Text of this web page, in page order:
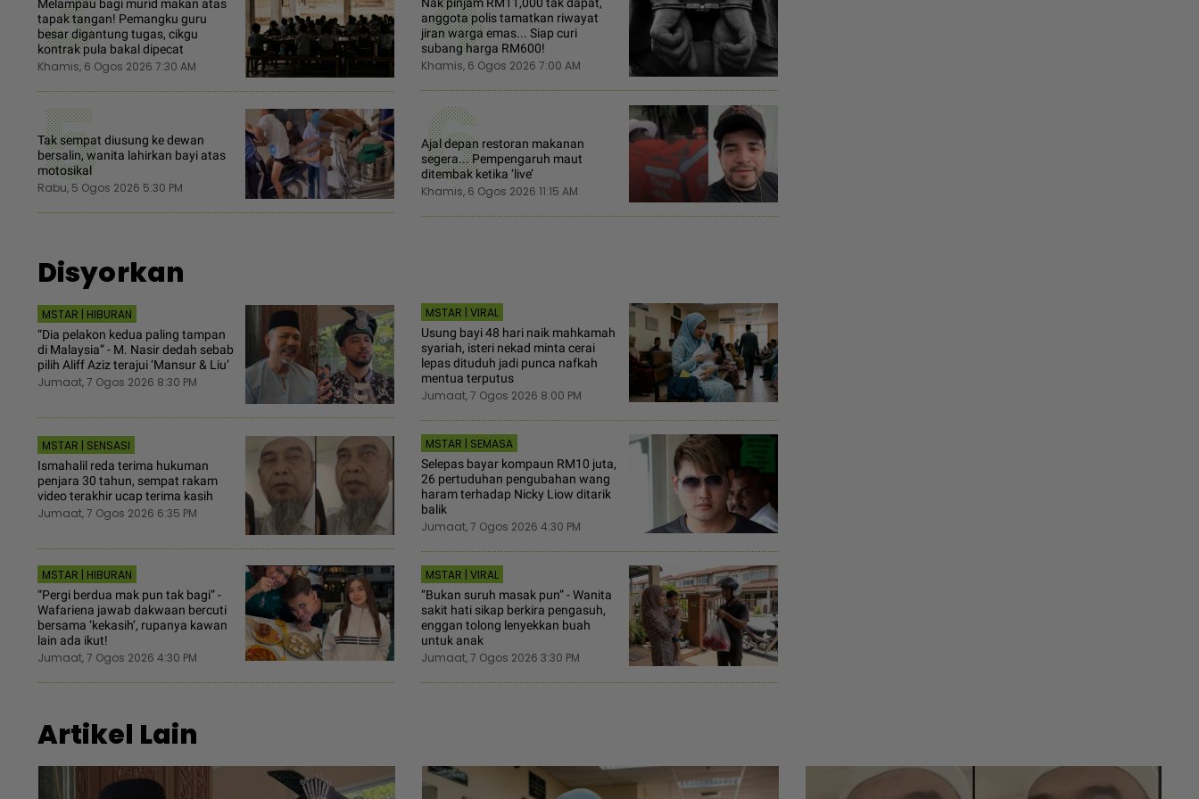
Melampau bagi murid makan atas
tapak tangan! Pemangku guru
besar digantung tugas, cikgu
kontrak pula bakal dipecat
Khamis, 6 Ogos 2026 7:30 AM
anggota polis tamatkan riwayat
jiran warga emas... Siap curi
subang harga RM600!
Khamis, 6 Ogos 2026 7:00 AM
5
Tak sempat diusung ke dewan
bersalin, wanita lahirkan bayi atas
motosikal
Rabu, 5 Ogos 2026 5:30 PM 6
Ajal depan restoran makanan
segera... Pempengaruh maut
ditembak ketika ‘live’
Khamis, 6 Ogos 2026 11:15 AM
Disyorkan
MSTAR | HIBURAN
“Dia pelakon kedua paling tampan
di Malaysia” - M. Nasir dedah sebab
pilih Aliff Aziz terajui ‘Mansur & Liu’
Jumaat, 7 Ogos 2026 8:30 PM
MSTAR | VIRAL
Usung bayi 48 hari naik mahkamah
syariah, isteri nekad minta cerai
lepas dituduh jadi punca nafkah
mentua terputus
Jumaat, 7 Ogos 2026 8:00 PM
MSTAR | SENSASI
Ismahalil reda terima hukuman
penjara 30 tahun, sempat rakam
video terakhir ucap terima kasih
Jumaat, 7 Ogos 2026 6:35 PM
MSTAR | SEMASA
Selepas bayar kompaun RM10 juta,
26 pertuduhan pengubahan wang
haram terhadap Nicky Liow ditarik
balik
Jumaat, 7 Ogos 2026 4:30 PM
MSTAR | HIBURAN
“Pergi berdua mak pun tak bagi” -
Wafariena jawab dakwaan bercuti
bersama ‘kekasih’, rupanya kawan
lain ada ikut!
Jumaat, 7 Ogos 2026 4:30 PM
MSTAR | VIRAL
“Bukan suruh masak pun” - Wanita
sakit hati sikap berkira pengasuh,
enggan tolong lenyekkan buah
untuk anak
Jumaat, 7 Ogos 2026 3:30 PM
Artikel Lain